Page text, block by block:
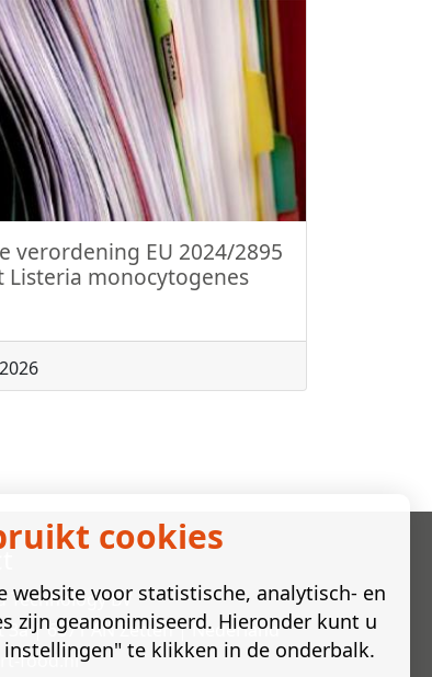
verordening EU 2024/2895
Listeria monocytogenes
Technology BV
3a | 6671 AN Zetten | Nederland
food.nl
cookies
website voor statistische, analytisch- en
zijn geanonimiseerd. Hieronder kunt u
te klikken in de onderbalk.